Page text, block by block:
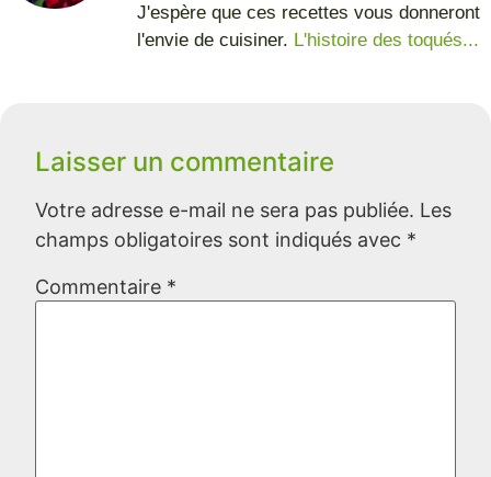
J'espère que ces recettes vous donneront
l'envie de cuisiner. L'histoire des toqués...
Laisser un commentaire
Votre adresse e-mail ne sera pas publiée. Les
champs obligatoires sont indiqués avec *
Commentaire *